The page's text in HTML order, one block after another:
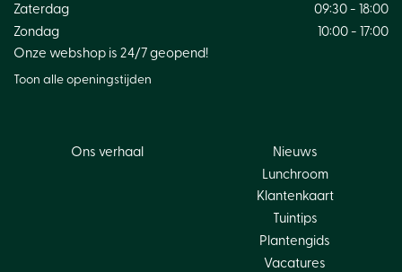
Zaterdag
09:30 - 18:00
Zondag
10:00 - 17:00
Onze webshop is 24/7 geopend!
Toon alle openingstijden
Ons verhaal
Nieuws
Lunchroom
Klantenkaart
Tuintips
Plantengids
Vacatures